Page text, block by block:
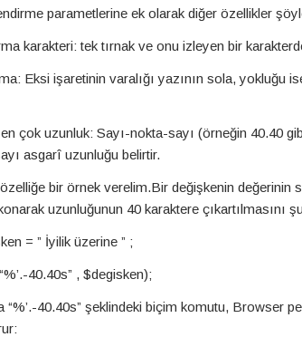
parametlerine ek olarak diğer özellikler
karakteri: tek tırnak ve onu izleyen bir
Eksi işaretinin varalığı yazının sola, yokluğu
çok uzunluk: Sayı-nokta-sayı (örneğin 40.40
asgarî uzunluğu belirtir.
bir örnek verelim.Bir değişkenin değerinin
uzunluğunun 40 karaktere çıkartılmasını
= ” İyilik üzerine ” ;
40.40s” , $degisken);
“%’.-40.40s” şeklindeki biçim komutu, Browser